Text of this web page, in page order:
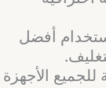
أفضل
الأجهزة